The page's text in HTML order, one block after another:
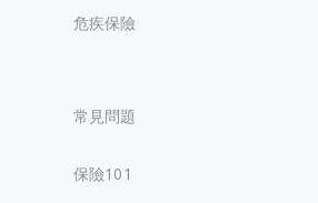
危疾保險
常見問題
保險101